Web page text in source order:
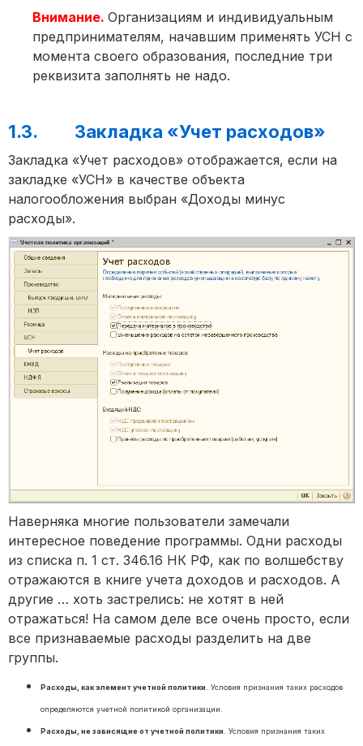
Внимание. Организациям и индивидуальным
предпринимателям, начавшим применять УСН с
момента своего образования, последние три
реквизита заполнять не надо.
1.3. Закладка «Учет расходов»
Закладка «Учет расходов» отображается, если на
закладке «УСН» в качестве объекта
налогообложения выбран «Доходы минус
расходы».
Наверняка многие пользователи замечали
интересное поведение программы. Одни расходы
из списка п. 1 ст. 346.16 НК РФ, как по волшебству
отражаются в книге учета доходов и расходов. А
другие … хоть застрелись: не хотят в ней
отражаться! На самом деле все очень просто, если
все признаваемые расходы разделить на две
группы.
Расходы, как элемент учетной политики. Условия признания таких расходов
определяются учетной политикой организации.
Расходы, не зависящие от учетной политики. Условия признания таких